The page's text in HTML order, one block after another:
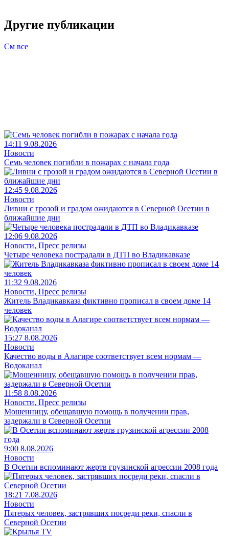
Другие публикации
См все
14:11 9.08.2026
Новости
Семь человек погибли в пожарах с начала года
12:45 9.08.2026
Новости
Ливни с грозой и градом ожидаются в Северной Осетии в
ближайшие дни
12:06 9.08.2026
Новости, Пресс релизы
Четыре человека пострадали в ДТП во Владикавказе
11:32 9.08.2026
Новости, Пресс релизы
Житель Владикавказа фиктивно прописал в своем доме 14
человек
15:27 8.08.2026
Новости
Качество воды в Алагире соответствует всем нормам —
Водоканал
11:58 8.08.2026
Новости, Пресс релизы
Мошенницу, обещавшую помощь в получении прав,
задержали в Северной Осетии
9:00 8.08.2026
Новости
В Осетии вспоминают жертв грузинской агрессии 2008 года
18:21 7.08.2026
Новости
Пятерых человек, застрявших посреди реки, спасли в
Северной Осетии